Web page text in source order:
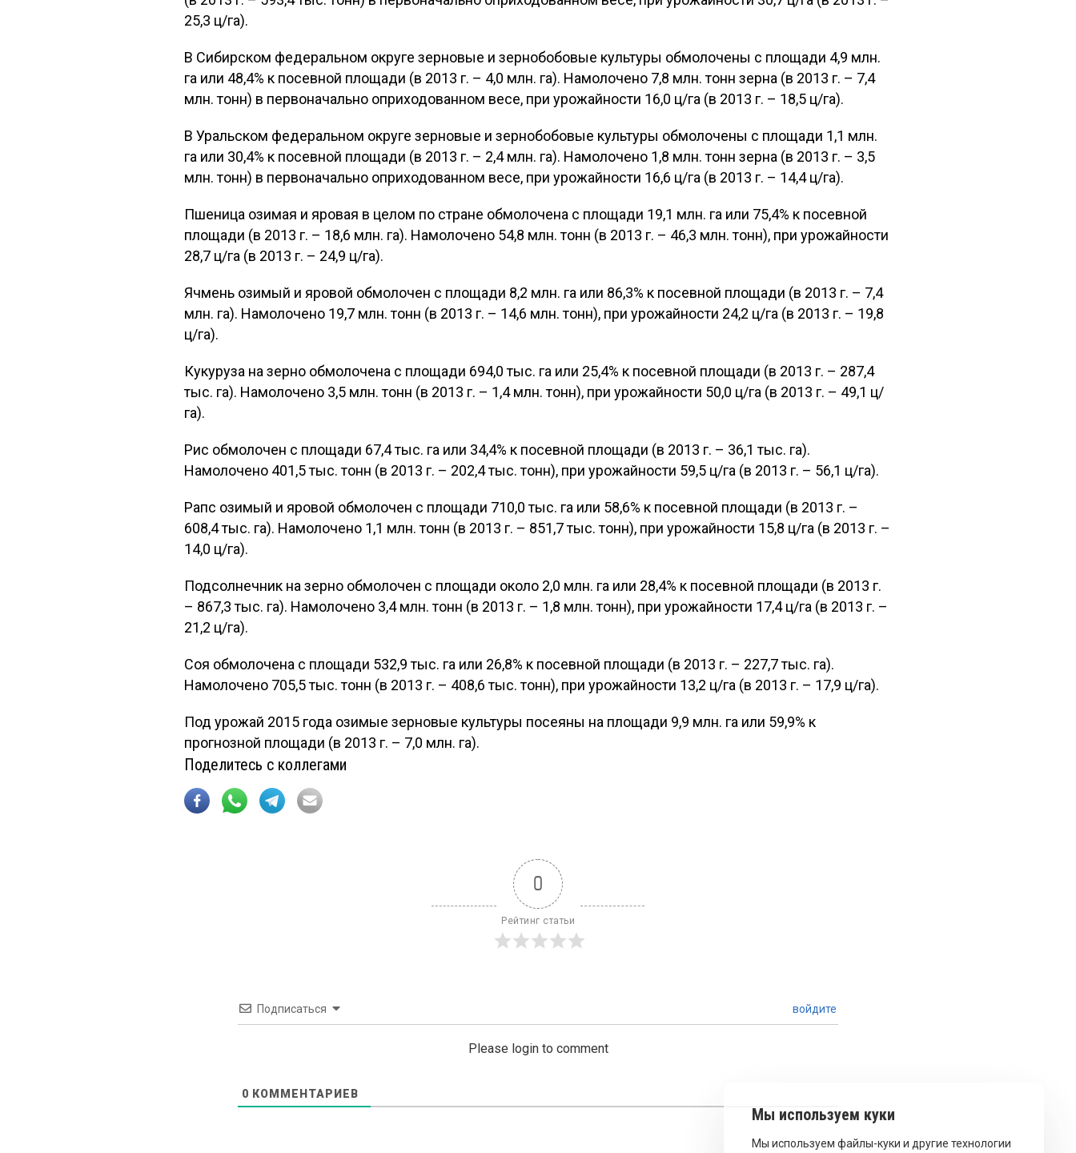
25,3 ц/га).
В Сибирском федеральном округе зерновые и зернобобовые культуры обмолочены с площади 4,9 млн.
га или 48,4% к посевной площади (в 2013 г. – 4,0 млн. га). Намолочено 7,8 млн. тонн зерна (в 2013 г. – 7,4
млн. тонн) в первоначально оприходованном весе, при урожайности 16,0 ц/га (в 2013 г. – 18,5 ц/га).
В Уральском федеральном округе зерновые и зернобобовые культуры обмолочены с площади 1,1 млн.
га или 30,4% к посевной площади (в 2013 г. – 2,4 млн. га). Намолочено 1,8 млн. тонн зерна (в 2013 г. – 3,5
млн. тонн) в первоначально оприходованном весе, при урожайности 16,6 ц/га (в 2013 г. – 14,4 ц/га).
Пшеница озимая и яровая в целом по стране обмолочена с площади 19,1 млн. га или 75,4% к посевной
площади (в 2013 г. – 18,6 млн. га). Намолочено 54,8 млн. тонн (в 2013 г. – 46,3 млн. тонн), при урожайности
28,7 ц/га (в 2013 г. – 24,9 ц/га).
Ячмень озимый и яровой обмолочен с площади 8,2 млн. га или 86,3% к посевной площади (в 2013 г. – 7,4
млн. га). Намолочено 19,7 млн. тонн (в 2013 г. – 14,6 млн. тонн), при урожайности 24,2 ц/га (в 2013 г. – 19,8
ц/га).
Кукуруза на зерно обмолочена с площади 694,0 тыс. га или 25,4% к посевной площади (в 2013 г. – 287,4
тыс. га). Намолочено 3,5 млн. тонн (в 2013 г. – 1,4 млн. тонн), при урожайности 50,0 ц/га (в 2013 г. – 49,1 ц/
га).
Рис обмолочен с площади 67,4 тыс. га или 34,4% к посевной площади (в 2013 г. – 36,1 тыс. га).
Намолочено 401,5 тыс. тонн (в 2013 г. – 202,4 тыс. тонн), при урожайности 59,5 ц/га (в 2013 г. – 56,1 ц/га).
Рапс озимый и яровой обмолочен с площади 710,0 тыс. га или 58,6% к посевной площади (в 2013 г. –
608,4 тыс. га). Намолочено 1,1 млн. тонн (в 2013 г. – 851,7 тыс. тонн), при урожайности 15,8 ц/га (в 2013 г. –
14,0 ц/га).
Подсолнечник на зерно обмолочен с площади около 2,0 млн. га или 28,4% к посевной площади (в 2013 г.
– 867,3 тыс. га). Намолочено 3,4 млн. тонн (в 2013 г. – 1,8 млн. тонн), при урожайности 17,4 ц/га (в 2013 г. –
21,2 ц/га).
Соя обмолочена с площади 532,9 тыс. га или 26,8% к посевной площади (в 2013 г. – 227,7 тыс. га).
Намолочено 705,5 тыс. тонн (в 2013 г. – 408,6 тыс. тонн), при урожайности 13,2 ц/га (в 2013 г. – 17,9 ц/га).
Под урожай 2015 года озимые зерновые культуры посеяны на площади 9,9 млн. га или 59,9% к
прогнозной площади (в 2013 г. – 7,0 млн. га).
Поделитесь с коллегами
0
Рейтинг статьи
Подписаться войдите
Please login to comment
0 КОММЕНТАРИЕВ